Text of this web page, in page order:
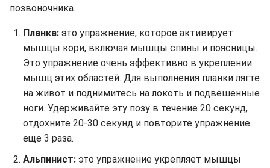
позвоночника.
Планка: это упражнение, которое активирует
мышцы кори, включая мышцы спины и поясницы.
Это упражнение очень эффективно в укреплении
мышц этих областей. Для выполнения планки лягте
на живот и поднимитесь на локоть и подвешенные
ноги. Удерживайте эту позу в течение 20 секунд,
отдохните 20-30 секунд и повторите упражнение
еще 3 раза.
Альпинист: это упражнение укрепляет мышцы